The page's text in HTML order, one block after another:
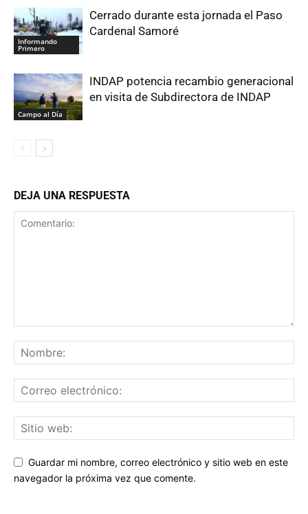
Informando
Primero
Cerrado durante esta jornada el Paso
Cardenal Samoré
Campo al Día
INDAP potencia recambio generacional
en visita de Subdirectora de INDAP
DEJA UNA RESPUESTA
Guardar mi nombre, correo electrónico y sitio web en este
navegador la próxima vez que comente.